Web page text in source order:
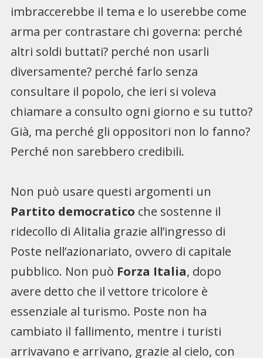
imbraccerebbe il tema e lo userebbe come
arma per contrastare chi governa: perché
altri soldi buttati? perché non usarli
diversamente? perché farlo senza
consultare il popolo, che ieri si voleva
chiamare a consulto ogni giorno e su tutto?
Già, ma perché gli oppositori non lo fanno?
Perché non sarebbero credibili.
Non può usare questi argomenti un
Partito democratico che sostenne il
ridecollo di Alitalia grazie all’ingresso di
Poste nell’azionariato, ovvero di capitale
pubblico. Non può Forza Italia, dopo
avere detto che il vettore tricolore è
essenziale al turismo. Poste non ha
cambiato il fallimento, mentre i turisti
arrivavano e arrivano, grazie al cielo, con